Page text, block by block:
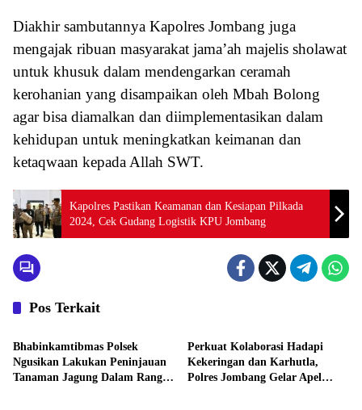
Diakhir sambutannya Kapolres Jombang juga
mengajak ribuan masyarakat jama’ah majelis sholawat
untuk khusuk dalam mendengarkan ceramah
kerohanian yang disampaikan oleh Mbah Bolong
agar bisa diamalkan dan diimplementasikan dalam
kehidupan untuk meningkatkan keimanan dan
ketaqwaan kepada Allah SWT.
Kapolres Pastikan Keamanan dan Kesiapan Pilkada
2024, Cek Gudang Logistik KPU Jombang
Pos Terkait
Aktivitas
Bhabinkamtibmas Polsek
Ngusikan Lakukan Peninjauan
Tanaman Jagung Dalam Rangka
Perkuat Kolaborasi Hadapi
Kekeringan dan Karhutla,
Polres Jombang Gelar Apel
Aktivitas Aktivitas